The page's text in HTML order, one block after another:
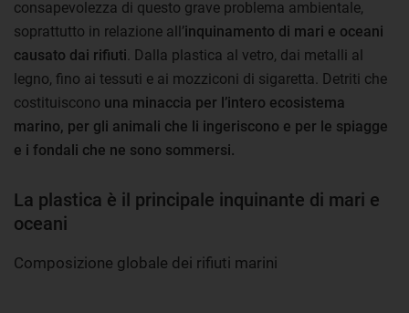
consapevolezza di questo grave problema ambientale,
soprattutto in relazione all’inquinamento di mari e oceani
causato dai rifiuti . Dalla plastica al vetro, dai metalli al
legno, fino ai tessuti e ai mozziconi di sigaretta. Detriti che
costituiscono una minaccia per l’intero ecosistema
marino, per gli animali che li ingeriscono e per le spiagge
e i fondali che ne sono sommersi.
La plastica è il principale inquinante di mari e
oceani
Composizione globale dei rifiuti marini